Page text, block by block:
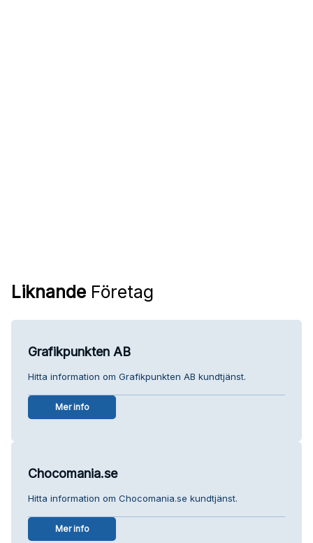
Liknande Företag
Grafikpunkten AB
Hitta information om Grafikpunkten AB kundtjänst.
Mer info
Chocomania.se
Hitta information om Chocomania.se kundtjänst.
Mer info